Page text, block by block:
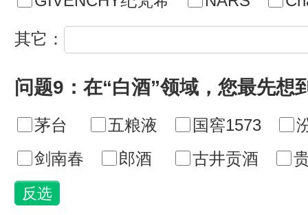
其它：
问题9：在“白酒”领域，您最先想
茅台 五粮液 国窖1573
剑南春
郎酒 古井贡酒